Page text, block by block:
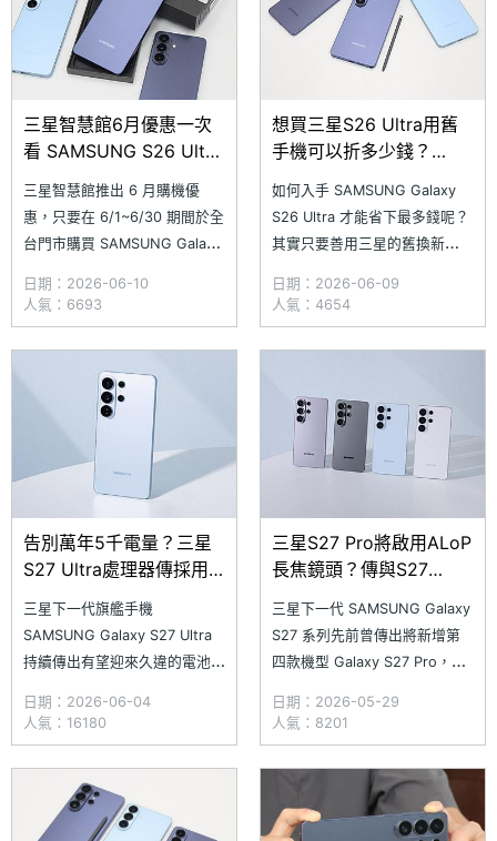
三星智慧館6月優惠一次
看 SAMSUNG S26 Ultra
購機最高送6千回饋金
三星智慧館推出 6 月購機優
惠，只要在 6/1~6/30 期間於全
台門市購買 SAMSUNG Galaxy
6,000 元優惠金，活動期間搭
配指定信用卡，單筆分期滿額最
高享 2,000 元刷卡金回饋，若
是使用星展銀信用卡，則可享有
最高 1,000 元電子禮券回饋。
日期：2026-06-10
人氣：6693
想買三星S26 Ultra用舊
手機可以折多少錢？
價格一次看
如何入手 SAMSUNG Galaxy
S26 Ultra 才能省下最多錢呢？
其實只要善用三星的舊換新
接變成購機折抵金就行了！隨著
三星近期推出新版估價機制，採
用不分級制度，支援一次回收多
可）。究竟使用三星歷代的 S
旗艦系列手機可以折抵
日期：2026-06-09
人氣：4654
告別萬年5千電量？三星
S27 Ultra處理器傳採用
高通S8 Elite Gen 6 Pro
三星下一代旗艦手機
SAMSUNG Galaxy S27 Ultra
持續傳出有望迎來久違的電池容
Roy 近日宣稱取得部分
SAMSUNG Galaxy S27 Ultra
規格資訊，內容指出新機除了將
搭載高通新一代 Snapdragon 8
Elite Gen
日期：2026-06-04
人氣：16180
三星S27 Pro將啟用ALoP
長焦鏡頭？傳與S27
Ultra共用部分鏡頭
三星下一代 SAMSUNG Galaxy
S27 系列先前曾傳出將新增第
四款機型 Galaxy S27 Pro，同
為採用三鏡頭主相機配置。近
日，科技部落客 lanzuk 透露
SAMSUNG Galaxy S27 Pro 與
Galaxy S27 Ult
日期：2026-05-29
人氣：8201